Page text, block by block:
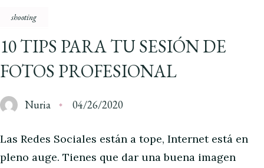
shooting
10 TIPS PARA TU SESIÓN DE
FOTOS PROFESIONAL
Nuria 04/26/2020
Las Redes Sociales están a tope, Internet está en
pleno auge. Tienes que dar una buena imagen